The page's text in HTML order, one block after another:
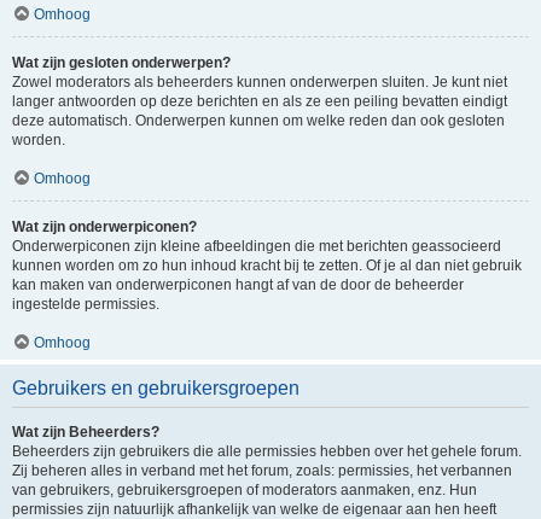
Omhoog
Wat zijn gesloten onderwerpen?
Zowel moderators als beheerders kunnen onderwerpen sluiten. Je kunt niet
langer antwoorden op deze berichten en als ze een peiling bevatten eindigt
deze automatisch. Onderwerpen kunnen om welke reden dan ook gesloten
worden.
Omhoog
Wat zijn onderwerpiconen?
Onderwerpiconen zijn kleine afbeeldingen die met berichten geassocieerd
kunnen worden om zo hun inhoud kracht bij te zetten. Of je al dan niet gebruik
kan maken van onderwerpiconen hangt af van de door de beheerder
ingestelde permissies.
Omhoog
Gebruikers en gebruikersgroepen
Wat zijn Beheerders?
Beheerders zijn gebruikers die alle permissies hebben over het gehele forum.
Zij beheren alles in verband met het forum, zoals: permissies, het verbannen
van gebruikers, gebruikersgroepen of moderators aanmaken, enz. Hun
permissies zijn natuurlijk afhankelijk van welke de eigenaar aan hen heeft